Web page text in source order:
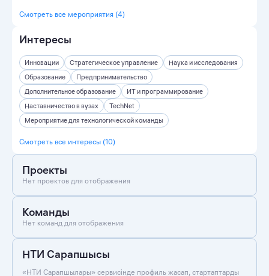
Смотреть все мероприятия (4)
Интересы
Инновации Стратегическое управление
Наука и исследования
Образование
Предпринимательство
Дополнительное образование
ИТ и программирование
Наставничество в вузах
TechNet
Мероприятие для технологической команды
Смотреть все интересы (10)
Проекты
Нет проектов для отображения
Команды
Нет команд для отображения
НТИ Сарапшысы
«НТИ Сарапшылары» сервисінде профиль жасап, стартаптарды